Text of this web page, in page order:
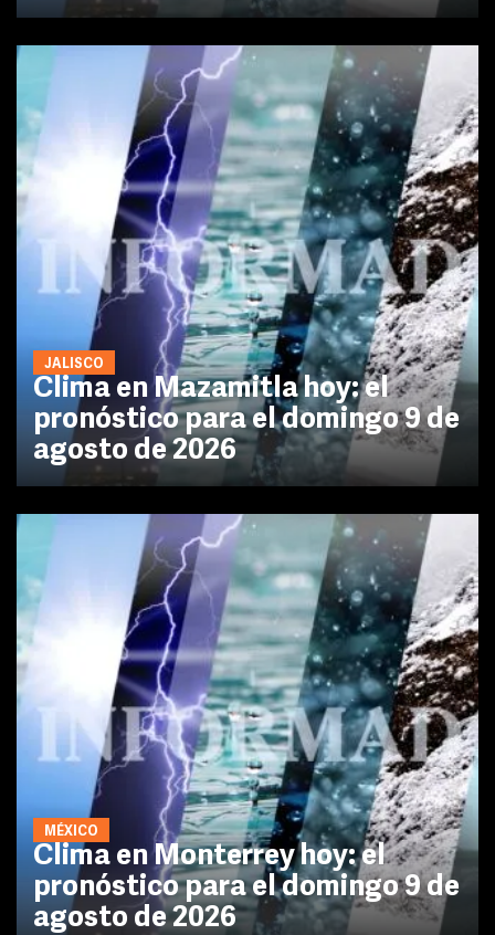
JALISCO
Clima en Mazamitla hoy: el
pronóstico para el domingo 9 de
agosto de 2026
MÉXICO
Clima en Monterrey hoy: el
pronóstico para el domingo 9 de
agosto de 2026